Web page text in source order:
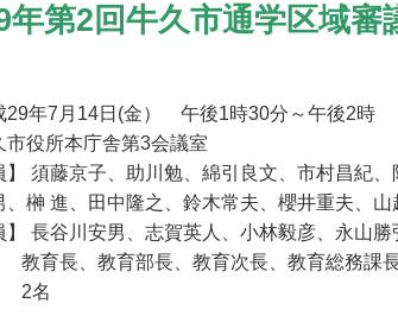
年第2回牛久市通学区域審
29年7月14日(金） 午後1時30分～午後2時
市役所本庁舎第3会議室
】 須藤京子、助川勉、綿引良文、市村昌紀
榊 進、田中隆之、鈴木常夫、櫻井重夫、
】 長谷川安男、志賀英人、小林毅彦、永山
教育長、教育部長、教育次長、教育総務課
2名